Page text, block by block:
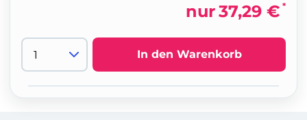
nur37,29 € *
In den Warenkorb